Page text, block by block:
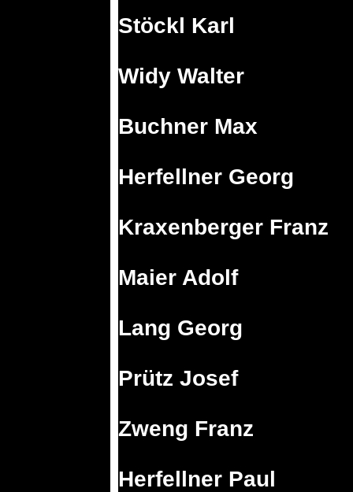
Stöckl Karl
Widy Walter
Buchner Max
Herfellner Georg
Kraxenberger Franz
Maier Adolf
Lang Georg
Prütz Josef
Zweng Franz
Herfellner Paul